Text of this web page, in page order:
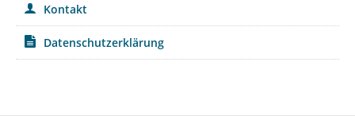
Kontakt
Datenschutzerklärung